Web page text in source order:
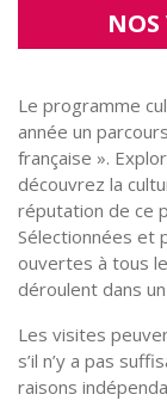
NOS
Le programme
année un
française ».
découvrez la
réputation de ce
Sélectionnées et
ouvertes à tous
déroulent dans
Les visites
s’il n’y a pas
raisons